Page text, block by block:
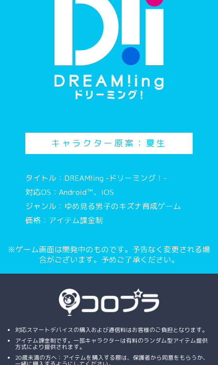
キャラクター原案：夏生
タイトル：DREAM!ing -ドリーミング！-
対応OS：Android™、iOS
ジャンル：ゆめ見る男子のキズナ育成ゲーム
価格：アイテム課金制
※ゲーム画面は開発中のものです。予告なく変更される場
合がございます。予めご了承ください。
対応スマートデバイスの購入および通信料はお客様のご負担となります。
アイテム課金制です。一部キャラクターは有料のランダム型アイテム提供
方式により提供されます。
20歳未満の方へ：アイテムを購入する際は、保護者から同意をもらうか、